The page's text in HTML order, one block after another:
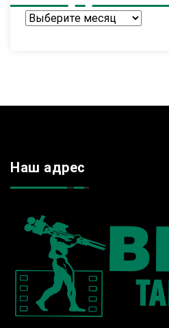
Архив
Наш адрес